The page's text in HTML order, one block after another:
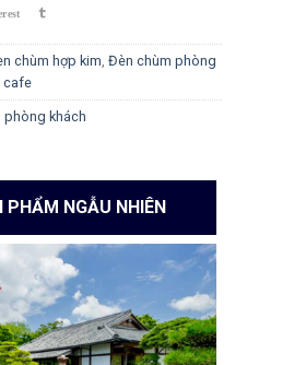
chùm hợp kim, Đèn chùm phòng
cafe
phòng khách
PHẨM NGẪU NHIÊN